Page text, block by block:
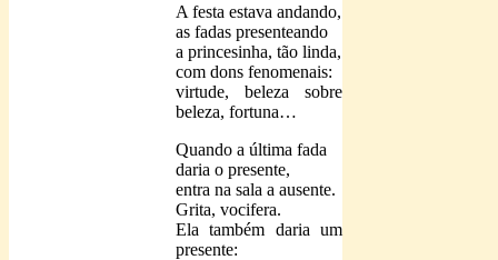
A festa estava andando,
as fadas presenteando
a princesinha, tão linda,
com dons fenomenais:
virtude, beleza sobre
beleza, fortuna…
Quando a última fada
daria o presente,
entra na sala a ausente.
Grita, vocifera.
Ela também daria um
presente: